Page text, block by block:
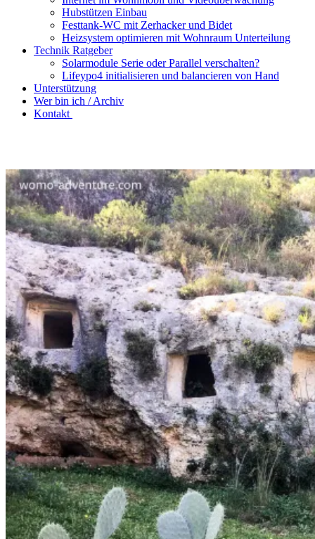
Hubstützen Einbau
Festtank-WC mit Zerhacker und Bidet
Heizsystem optimieren mit Wohnraum Unterteilung
Technik Ratgeber
Solarmodule Serie oder Parallel verschalten?
Lifeypo4 initialisieren und balancieren von Hand
Unterstützung
Wer bin ich / Archiv
Kontakt